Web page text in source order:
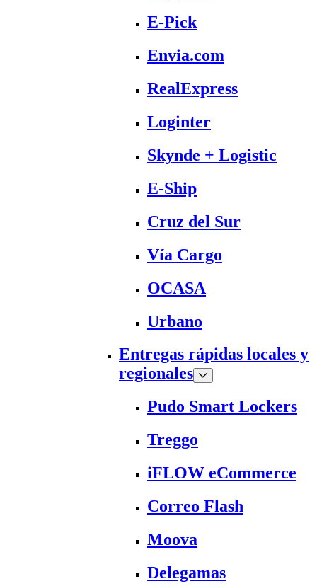
E-Pick
Envia.com
RealExpress
Loginter
Skynde + Logistic
E-Ship
Cruz del Sur
Vía Cargo
OCASA
Urbano
Entregas rápidas locales y
regionales
Pudo Smart Lockers
Treggo
iFLOW eCommerce
Correo Flash
Moova
Delegamas